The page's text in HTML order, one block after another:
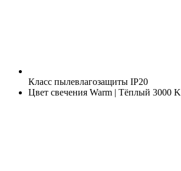
Класс пылевлагозащиты IP20
Цвет свечения Warm | Тёплый 3000 K